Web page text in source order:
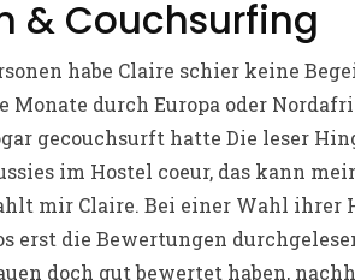
& Couchsurfing
habe Claire schier keine
Monate durch Europa oder
gecouchsurft hatte Die leser
im Hostel coeur, das kann
mir Claire. Bei einer Wahl ihrer
erst die Bewertungen
doch gut bewertet haben,